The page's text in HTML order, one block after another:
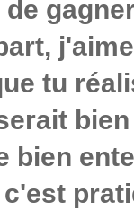
tu
bien
c'est